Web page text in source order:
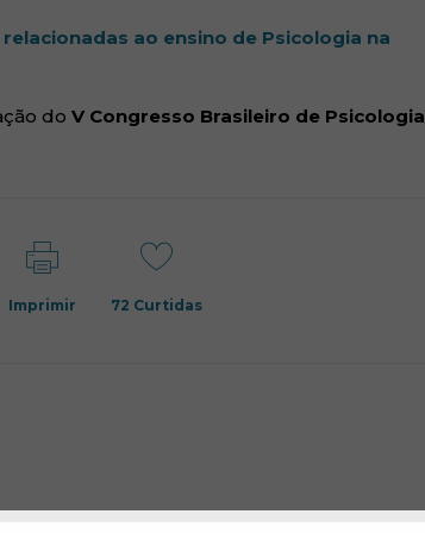
ao ensino de Psicologia na
do V Congresso Brasileiro de Psicologia
Imprimir 72 Curtidas